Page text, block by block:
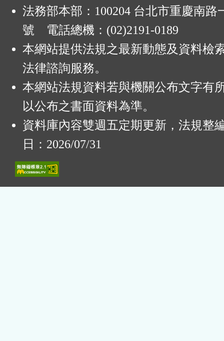
法務部本部：100204 台北市重慶南路
號 電話總機：(02)2191-0189
本網站提供法規之最新動態及資料檢
法律諮詢服務。
本網站法規資料若與機關公布文字有
以公布之書面資料為準。
資料庫內容雙週五定期更新，法規整
日：2026/07/31